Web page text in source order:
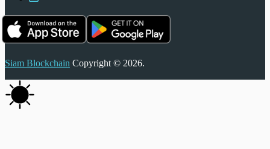
Siam Blockchain Copyright © 2026.